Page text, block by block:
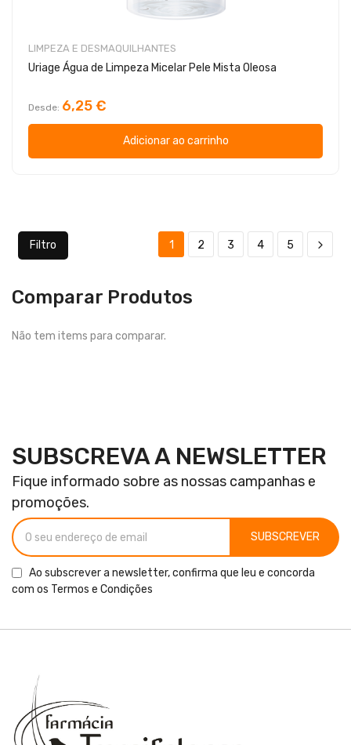
LIMPEZA E DESMAQUILHANTES
Uriage Água de Limpeza Micelar Pele Mista Oleosa
Desde 6,25 €
Adicionar ao carrinho
Filtro 1 2 3 4 5
Comparar Produtos
Não tem items para comparar.
SUBSCREVA A NEWSLETTER
Fique informado sobre as nossas campanhas e
promoções.
SUBSCREVER
Ao subscrever a newsletter, confirma que leu e concorda
com os Termos e Condições